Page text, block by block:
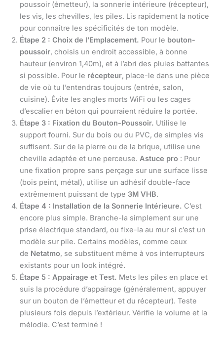
poussoir (émetteur), la sonnerie intérieure (récepteur),
les vis, les chevilles, les piles. Lis rapidement la notice
pour connaître les spécificités de ton modèle.
Étape 2 : Choix de l’Emplacement. Pour le bouton-
poussoir, choisis un endroit accessible, à bonne
hauteur (environ 1,40m), et à l’abri des pluies battantes
si possible. Pour le récepteur, place-le dans une pièce
de vie où tu l’entendras toujours (entrée, salon,
cuisine). Évite les angles morts WiFi ou les cages
d’escalier en béton qui pourraient réduire la portée.
Étape 3 : Fixation du Bouton-Poussoir. Utilise le
support fourni. Sur du bois ou du PVC, de simples vis
suffisent. Sur de la pierre ou de la brique, utilise une
cheville adaptée et une perceuse. Astuce pro : Pour
une fixation propre sans perçage sur une surface lisse
(bois peint, métal), utilise un adhésif double-face
extrêmement puissant de type 3M VHB.
Étape 4 : Installation de la Sonnerie Intérieure. C’est
encore plus simple. Branche-la simplement sur une
prise électrique standard, ou fixe-la au mur si c’est un
modèle sur pile. Certains modèles, comme ceux
de Netatmo, se substituent même à vos interrupteurs
existants pour un look intégré.
Étape 5 : Appairage et Test. Mets les piles en place et
suis la procédure d’appairage (généralement, appuyer
sur un bouton de l’émetteur et du récepteur). Teste
plusieurs fois depuis l’extérieur. Vérifie le volume et la
mélodie. C’est terminé !